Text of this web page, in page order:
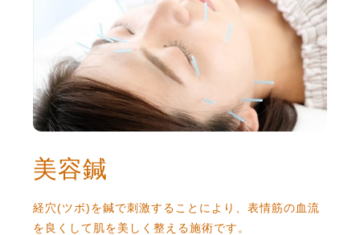
美容鍼
経穴(ツボ)を鍼で刺激することにより、表情筋の血流
を良くして肌を美しく整える施術です。